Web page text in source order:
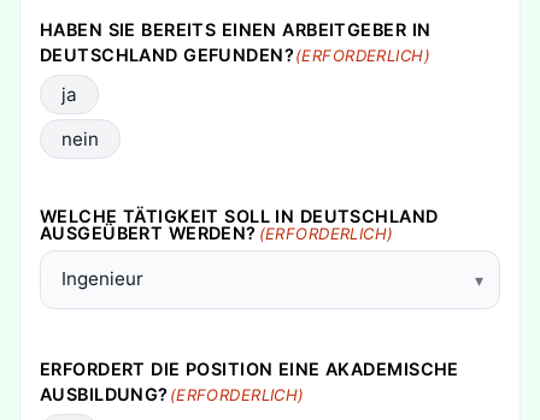
HABEN SIE BEREITS EINEN ARBEITGEBER IN
DEUTSCHLAND GEFUNDEN?(ERFORDERLICH)
ja
nein
WELCHE TÄTIGKEIT SOLL IN DEUTSCHLAND
AUSGEÜBERT WERDEN? (ERFORDERLICH)
ERFORDERT DIE POSITION EINE AKADEMISCHE
AUSBILDUNG? (ERFORDERLICH)